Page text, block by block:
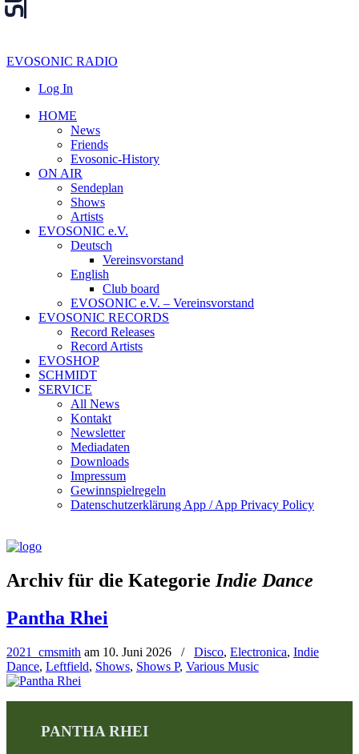
EVOSONIC RADIO
Log In
HOME
News
Friends
Evosonic-History
ON AIR
Sendeplan
Shows
Artists
EVOSONIC e.V.
Deutsch
Vereinsvorstand
English
Club board
EVOSONIC e.V. ‒ Vereinsvorstand
EVOSONIC RECORDS
Record Releases
Record Artists
EVOSHOP
SCHMIDT
SERVICE
All News
Kontakt
Newsletter
Mediadaten
Downloads
Impressum
Gewinnspielregeln
Datenschutzerklärung App / App Privacy Policy
Archiv für die Kategorie Indie Dance
Pantha Rhei
2021_cmsmith am 10. Juni 2026 / Disco, Electronica, Indie
Dance, Leftfield, Shows, Shows P, Various Music
PANTHA RHEI